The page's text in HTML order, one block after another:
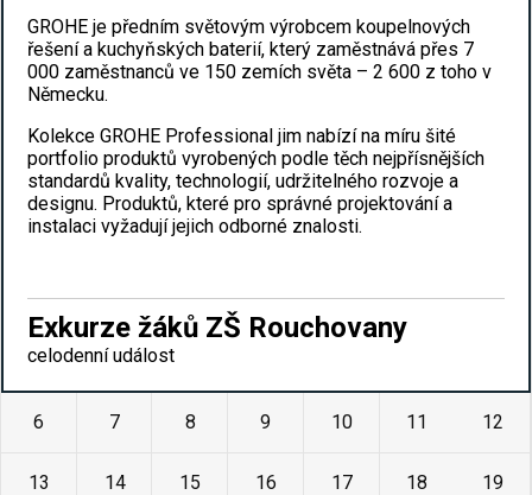
GROHE je předním světovým výrobcem koupelnových
řešení a kuchyňských baterií, který zaměstnává přes 7
000 zaměstnanců ve 150 zemích světa – 2 600 z toho v
Německu.
Kolekce GROHE Professional jim nabízí na míru šité
portfolio produktů vyrobených podle těch nejpřísnějších
standardů kvality, technologií, udržitelného rozvoje a
designu. Produktů, které pro správné projektování a
instalaci vyžadují jejich odborné znalosti.
Exkurze žáků ZŠ Rouchovany
celodenní událost
6 7 8 9 10 11 12
13 14 15 16 17 18 19